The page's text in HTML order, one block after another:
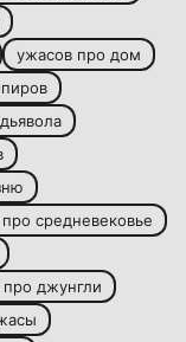
ужасов про дом
средневековье
джунгли